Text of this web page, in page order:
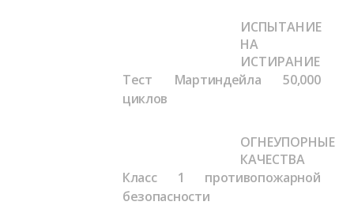
ИСПЫТАНИЕ
НА
ИСТИРАНИЕ
Тест Мартиндейла50,000
циклов
ОГНЕУПОРНЫЕ
КАЧЕСТВА
Класс 1 противопожарной
безопасности